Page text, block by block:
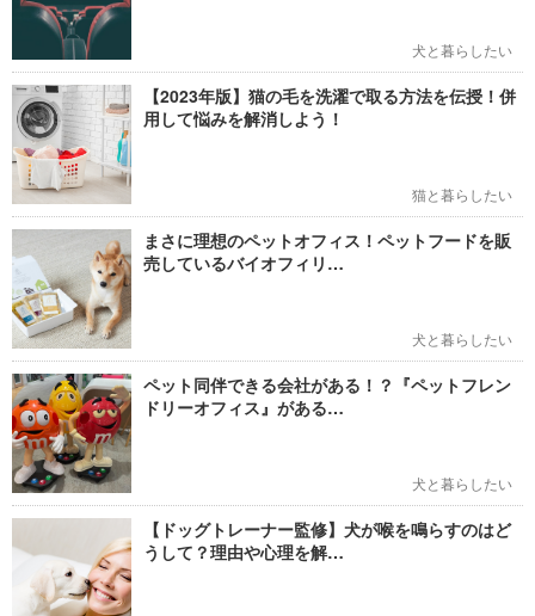
犬と暮らしたい
【2023年版】猫の毛を洗濯で取る方法を伝授！併
用して悩みを解消しよう！
猫と暮らしたい
まさに理想のペットオフィス！ペットフードを販
売しているバイオフィリ…
犬と暮らしたい
ペット同伴できる会社がある！？『ペットフレン
ドリーオフィス』がある…
犬と暮らしたい
【ドッグトレーナー監修】犬が喉を鳴らすのはど
うして？理由や心理を解…